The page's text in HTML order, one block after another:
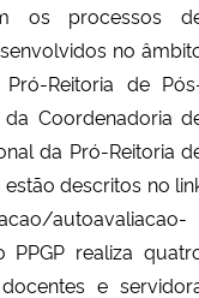
os processos
no
Reitoria de
da Coordenadoria
da Pró-Reitoria
estão descritos no
autoavaliacao-
PPGP realiza
e